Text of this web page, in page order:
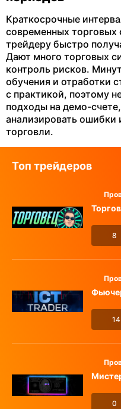
Краткосрочные
современных торговых
трейдеру быстро
Дают много торговых
контроль рисков.
обучения и отработки
с практикой, поэтому
подходы на демо-
анализировать ошибки
торговли.
Топ трейдеров
8
14
0